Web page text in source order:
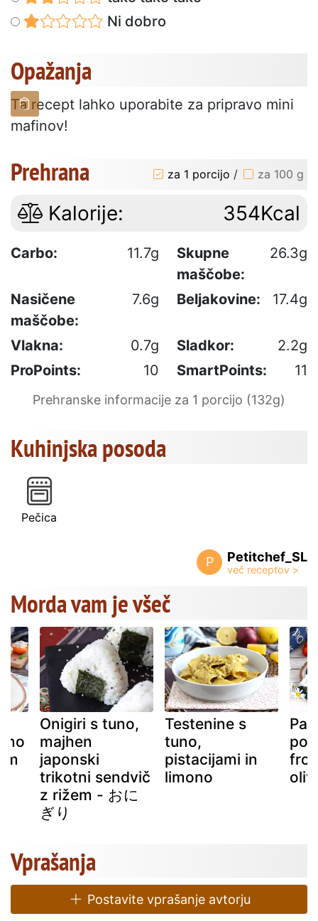
Ni dobro
Opažanja
Ta recept lahko uporabite za pripravo mini
mafinov!
Prehrana za 1 porcijo / za 100 g
Kalorije: 354Kcal
Carbo: 11.7g
Skupne
maščobe:
26.3g
Nasičene
maščobe:
7.6g Beljakovine: 17.4g
Vlakna: 0.7g Sladkor:
2.2g
ProPoints:
10 SmartPoints: 11
Prehranske informacije za 1 porcijo (132g)
Kuhinjska posoda
Pečica
P Petitchef_SL
Morda vam je všeč
Onigiri s tuno,
majhen
japonski
trikotni sendvič
z rižem - おに
ぎり
Testenine s
tuno,
pistacijami in
limono
Vprašanja
Postavite vprašanje avtorju